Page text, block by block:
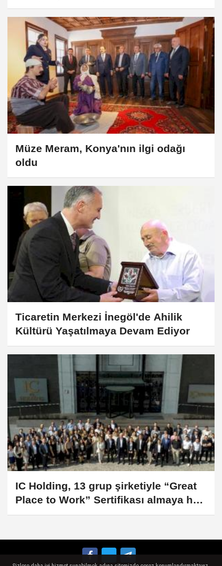
Müze Meram, Konya'nın ilgi odağı
oldu
Ticaretin Merkezi İnegöl'de Ahilik
Kültürü Yaşatılmaya Devam Ediyor
IC Holding, 13 grup şirketiyle “Great
Place to Work” Sertifikası almaya hak
kazandı